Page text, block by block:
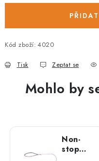
Kód zboží: 4020
Tisk Zeptat se
Mohlo by
Non-
stop